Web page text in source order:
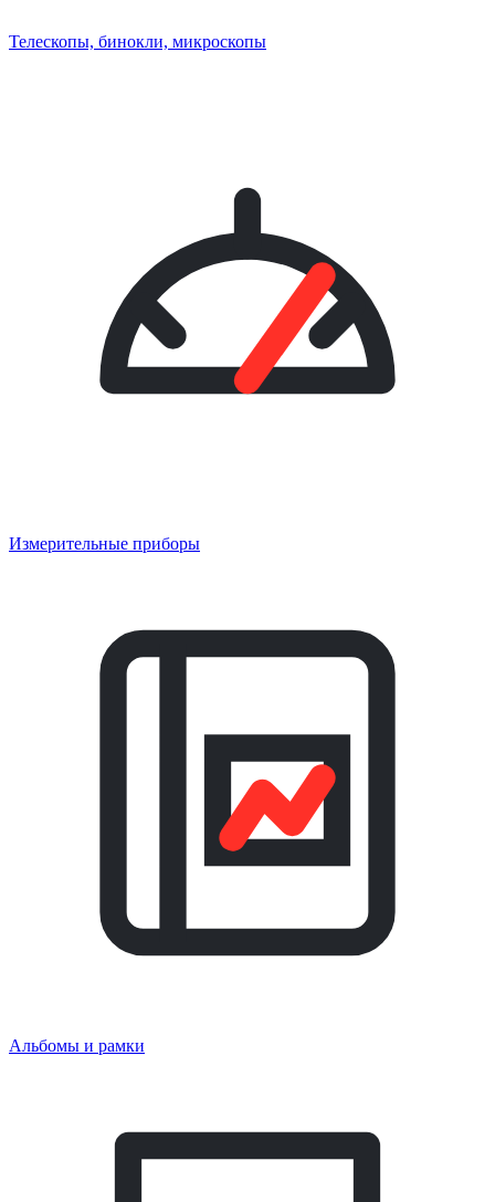
Телескопы, бинокли, микроскопы
Измерительные приборы
Альбомы и рамки